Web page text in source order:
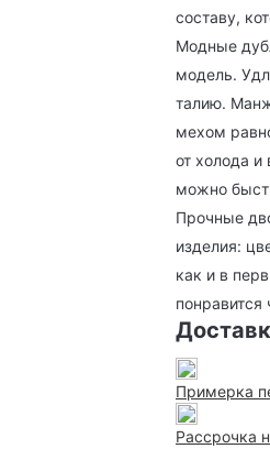
составу,
Модные
модель.
талию.
мехом
от холода и
можно
Прочные
изделия:
как и в
Примерка
Рассрочка